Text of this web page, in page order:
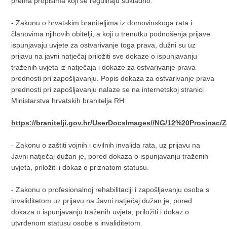
- Zakonu o hrvatskim braniteljima iz domovinskoga rata i
članovima njihovih obitelji, a koji u trenutku podnošenja prijave
ispunjavaju uvjete za ostvarivanje toga prava, dužni su uz
prijavu na javni natječaj priložiti sve dokaze o ispunjavanju
traženih uvjeta iz natječaja i dokaze za ostvarivanje prava
prednosti pri zapošljavanju. Popis dokaza za ostvarivanje prava
prednosti pri zapošljavanju nalaze se na internetskoj stranici
Ministarstva hrvatskih branitelja RH:
https://branitelji.gov.hr/UserDocsImages//NG/12%20Prosinac/
- Zakonu o zaštiti vojnih i civilnih invalida rata, uz prijavu na
Javni natječaj dužan je, pored dokaza o ispunjavanju traženih
uvjeta, priložiti i dokaz o priznatom statusu.
- Zakonu o profesionalnoj rehabilitaciji i zapošljavanju osoba s
invaliditetom uz prijavu na Javni natječaj dužan je, pored
dokaza o ispunjavanju traženih uvjeta, priložiti i dokaz o
utvrđenom statusu osobe s invaliditetom.